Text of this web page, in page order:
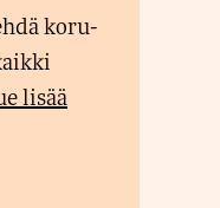
lisää